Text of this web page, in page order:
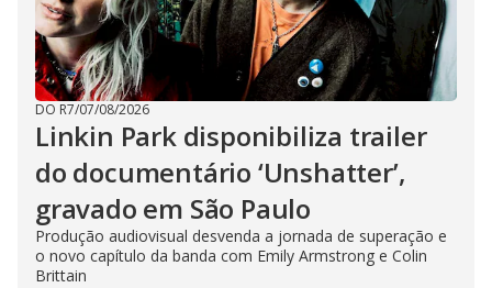
DO R7/07/08/2026
Linkin Park disponibiliza trailer
do documentário ‘Unshatter’,
gravado em São Paulo
Produção audiovisual desvenda a jornada de superação e
o novo capítulo da banda com Emily Armstrong e Colin
Brittain